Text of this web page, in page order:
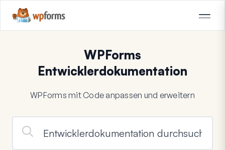
WPForms
Entwicklerdokumentation
WPForms mit Code anpassen und erweitern